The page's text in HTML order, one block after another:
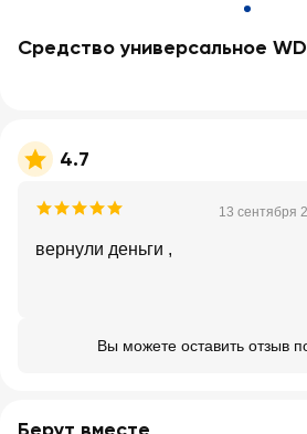
Средство универсальное
4.7
13 сентября
вернули деньги ,
Вы можете оставить отзыв